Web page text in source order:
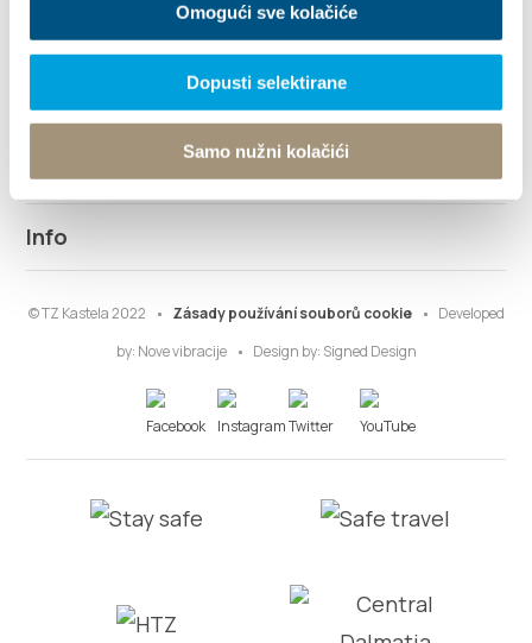
Omogući sve kolačiće
Dopusti selektirane
Samo nužni kolačići
Prozkoumej
Destinace
Co dělat
Info
© TZ Kastela 2022 Zásady používání souborů cookie
Developed
by: Nove vibracije Design by: Signed Design